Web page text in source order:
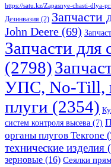
https://satu.kz/Zapasnye-chasti-dlya-
Дезинвазия (2) Запчасти
John Deere (69)
Запчасти для
(2798)
УПС, No-Till,
плуги (2354)
систем контроля высева (7)
органы плугов Текrоne
технические изделия
зерновые (16) Сеялки